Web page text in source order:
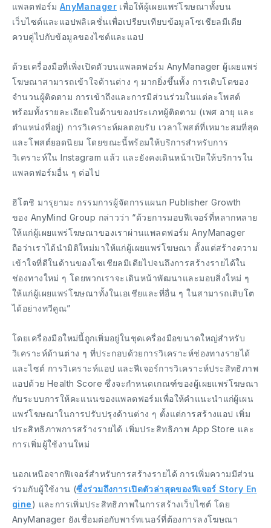
แพลตฟอร์ม AnyManagerเพื่อให้ผู้เผยแพร่โฆษณาทั้งบน
เว็บไซต์และแอปพลิเคชั่นเพื่อเปรียบเทียบข้อมูลโซเชียลมีเดีย
ควบคู่ไปกับข้อมูลของไซต์และแอป
ด้วยเครื่องมือที่เพิ่งเปิดตัวบนแพลตฟอร์ม AnyManager ผู้เผยแพร่
โฆษณาสามารถเข้าใจด้านต่าง ๆ มากยิ่งขึ้นทั้ง การเติบโตของ
จำนวนผู้ติดตาม การเข้าถึงและการมีส่วนร่วมในแต่ละโพสต์
พร้อมทั้งรายละเอียดในด้านของประเภทผู้ติดตาม (เพศ อายุ และ
ตำแหน่งที่อยู่) การวิเคราะห์ผลตอบรับ เวลาโพสต์ที่เหมาะสมที่สุด
และโพสต์ยอดนิยม โดยขณะนี้พร้อมให้บริการสำหรับการ
วิเคราะห์ใน Instagram แล้ว และยังคงเดินหน้าเปิดให้บริการใน
แพลตฟอร์มอื่น ๆ ต่อไป
ฮิโตชิ มารุยามะ กรรมการผู้จัดการแผนก Publisher Growth
ของ AnyMind Group กล่าวว่า “ด้วยการมอบฟีเจอร์ที่หลากหลาย
ให้แก่ผู้เผยแพร่โฆษณาของเราผ่านแพลตฟอร์ม AnyManager
ถือว่าเราได้นำมิติใหม่มาให้แก่ผู้เผยแพร่โฆษณา ตั้งแต่สร้างความ
เข้าใจที่ดีในด้านของโซเชียลมีเดียไปจนถึงการสร้างรายได้ใน
ช่องทางใหม่ ๆ โดยพวกเราจะเดินหน้าพัฒนาและมอบสิ่งใหม่ ๆ
ให้แก่ผู้เผยแพร่โฆษณาทั้งในเอเชียและที่อื่น ๆ ในสามารถเติบโต
ได้อย่างทวีคูณ”
โดยเครื่องมือใหม่นี้ถูกเพิ่มอยู่ในชุดเครื่องมือขนาดใหญ่สำหรับ
วิเคราะห์ด้านต่าง ๆ ที่ประกอบด้วยการวิเคราะห์ช่องทางรายได้
และไซต์ การวิเคราะห์แอป และฟีเจอร์การวิเคราะห์ประสิทธิภาพ
แอปด้วย Health Score ซึ่งจะกำหนดเกณฑ์ของผู้เผยแพร่โฆษณา
กับระบบการให้คะแนนของแพลตฟอร์มเพื่อให้คำแนะนำแก่ผู้เผน
แพร่โฆษณาในการปรับปรุงด้านต่าง ๆ ตั้งแต่การสร้างแอป เพิ่ม
ประสิทธิภาพการสร้างรายได้ เพิ่มประสิทธิภาพ App Store และ
การเพิ่มผู้ใช้งานใหม่
นอกเหนือจากฟีเจอร์สำหรับการสร้างรายได้ การเพิ่มความมีส่วน
ร่วมกับผู้ใช้งาน (ซึ่งร่วมถึงการเปิดตัวล่าสุดของฟีเจอร์ Story En
gine) และการเพิ่มประสิทธิภาพในการสร้างเว็บไซต์ โดย
AnyManager ยังเชื่อมต่อกับพาร์ทเนอร์ที่ต้องการลงโฆษณา